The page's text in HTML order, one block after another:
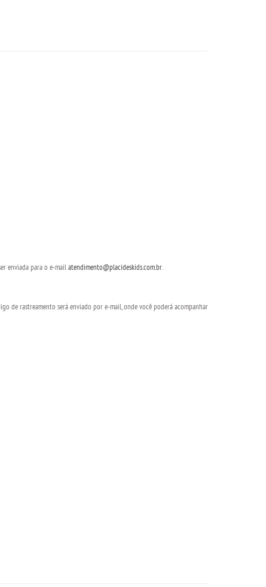
enviada para o e-mail atendimento@placideskids.com.br
de rastreamento será enviado por e-mail, onde você poderá acompanhar